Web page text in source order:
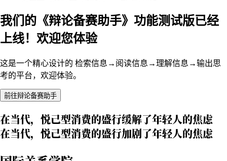
我们的《辩论备赛助手》功能测试版已经
上线！欢迎您体验
这是一个精心设计的 检索信息→阅读信息→理解信息→输出思
考的平台，欢迎体验。
前往辩论备赛助手
在当代，悦己型消费的盛行缓解了年轻人的焦虑
在当代，悦己型消费的盛行加剧了年轻人的焦虑